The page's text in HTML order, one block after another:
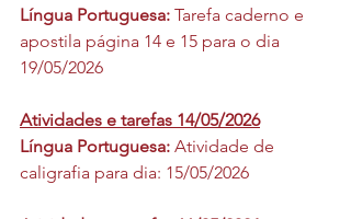
Língua Portuguesa: Tarefa caderno e
apostila página 14 e 15 para o dia
19/05/2026
Atividades e tarefas 14/05/2026
Língua Portuguesa: Atividade de
caligrafia para dia: 15/05/2026